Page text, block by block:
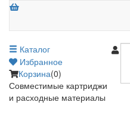
Каталог
Избранное
Корзина(0)
Совместимые картриджи
и расходные материалы